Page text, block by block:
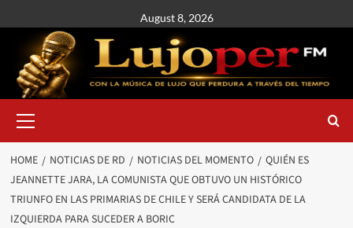
August 8, 2026
HOME NOTICIAS DE RD NOTICIAS DEL MOMENTO
QUIÉN ES
JEANNETTE JARA, LA COMUNISTA QUE OBTUVO UN HISTÓRICO
TRIUNFO EN LAS PRIMARIAS DE CHILE Y SERÁ CANDIDATA DE LA
IZQUIERDA PARA SUCEDER A BORIC